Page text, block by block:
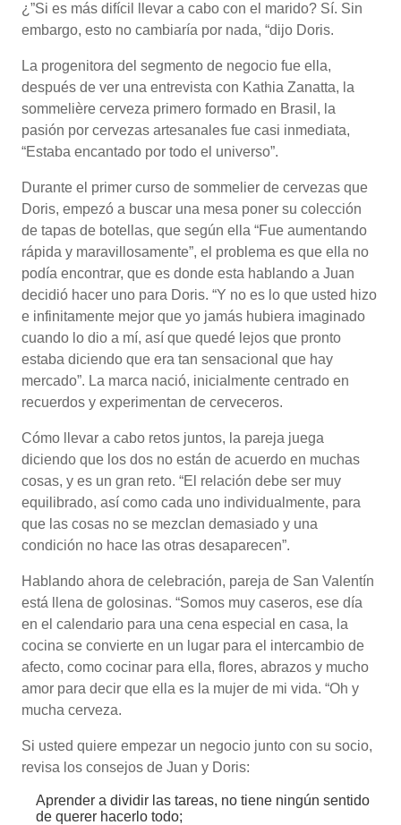
¿”Si es más difícil llevar a cabo con el marido? Sí. Sin
embargo, esto no cambiaría por nada, “dijo Doris.
La progenitora del segmento de negocio fue ella,
después de ver una entrevista con Kathia Zanatta, la
sommelière cerveza primero formado en Brasil, la
pasión por cervezas artesanales fue casi inmediata,
“Estaba encantado por todo el universo”.
Durante el primer curso de sommelier de cervezas que
Doris, empezó a buscar una mesa poner su colección
de tapas de botellas, que según ella “Fue aumentando
rápida y maravillosamente”, el problema es que ella no
podía encontrar, que es donde esta hablando a Juan
decidió hacer uno para Doris. “Y no es lo que usted hizo
e infinitamente mejor que yo jamás hubiera imaginado
cuando lo dio a mí, así que quedé lejos que pronto
estaba diciendo que era tan sensacional que hay
mercado”. La marca nació, inicialmente centrado en
recuerdos y experimentan de cerveceros.
Cómo llevar a cabo retos juntos, la pareja juega
diciendo que los dos no están de acuerdo en muchas
cosas, y es un gran reto. “El relación debe ser muy
equilibrado, así como cada uno individualmente, para
que las cosas no se mezclan demasiado y una
condición no hace las otras desaparecen”.
Hablando ahora de celebración, pareja de San Valentín
está llena de golosinas. “Somos muy caseros, ese día
en el calendario para una cena especial en casa, la
cocina se convierte en un lugar para el intercambio de
afecto, como cocinar para ella, flores, abrazos y mucho
amor para decir que ella es la mujer de mi vida. “Oh y
mucha cerveza.
Si usted quiere empezar un negocio junto con su socio,
revisa los consejos de Juan y Doris:
Aprender a dividir las tareas, no tiene ningún sentido
de querer hacerlo todo;